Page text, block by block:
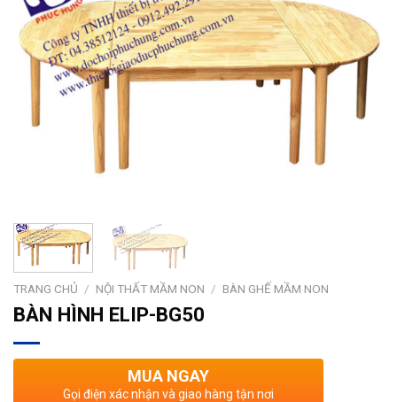
TRANG CHỦ / NỘI THẤT MẦM NON / BÀN GHẾ MẦM NON
BÀN HÌNH ELIP-BG50
MUA NGAY
Gọi điện xác nhận và giao hàng tận nơi